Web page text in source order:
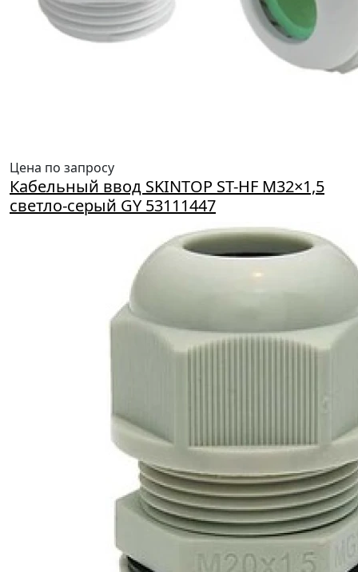
Цена по запросу
Кабельный ввод SKINTOP ST-HF M32×1,5
светло-серый GY 53111447